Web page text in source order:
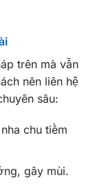
trên mà vẫn
nên liên hệ
sâu:
chu tiềm
gây mùi.